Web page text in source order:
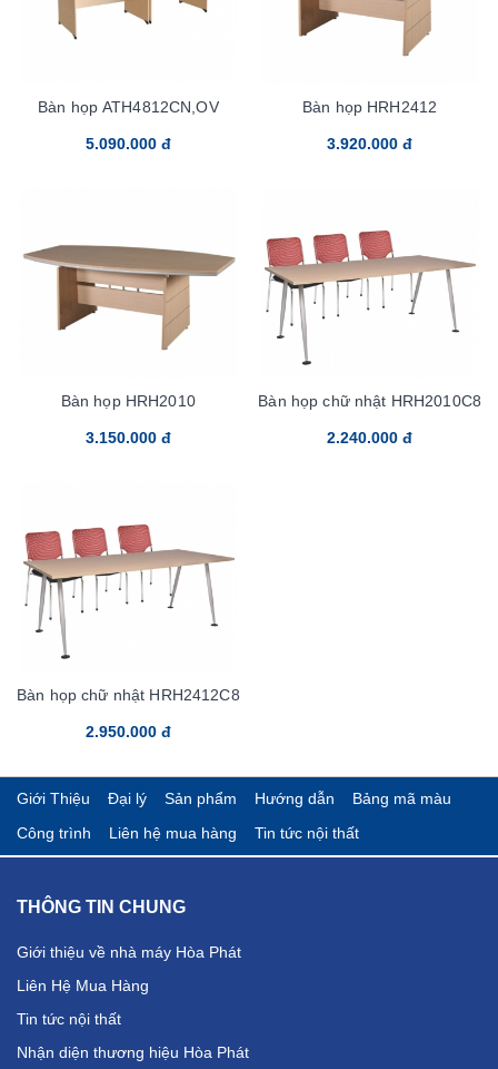
Bàn họp ATH4812CN,OV
5.090.000 đ
Bàn họp HRH2412
3.920.000 đ
Bàn họp HRH2010
3.150.000 đ
Bàn họp chữ nhật HRH2010C8
2.240.000 đ
Bàn họp chữ nhật HRH2412C8
2.950.000 đ
Giới Thiệu Đại lý Sản phẩm Hướng dẫn
Bảng mã màu
Công trình
Liên hệ mua hàng Tin tức nội thất
THÔNG TIN CHUNG
Giới thiệu về nhà máy Hòa Phát
Liên Hệ Mua Hàng
Tin tức nội thất
Nhận diện thương hiệu Hòa Phát